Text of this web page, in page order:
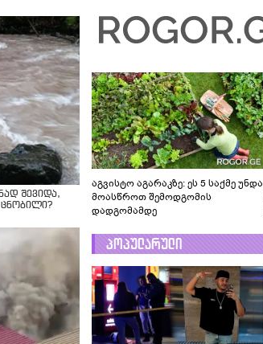
შევიდა,
შეხვდებოდა“
აგვისტო აგარაკზე: ეს 5 საქმე უნდა
მოასწროთ შემოდგომის
დადგომამდე
პოპულარული